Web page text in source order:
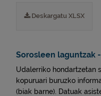
Deskargatu XLSX
Sorosleen laguntzak
Udalerriko hondartzetan
kopuruari buruzko
(biak barne). Datuak